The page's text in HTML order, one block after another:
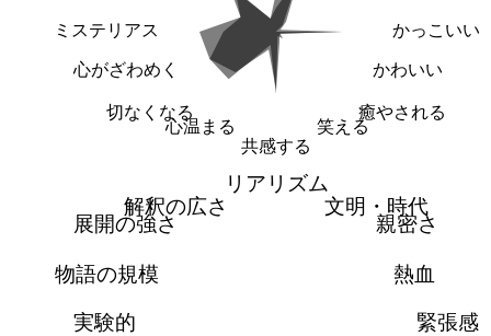
かっこいい
かわいい
癒やされる
笑える
共感する
心温まる
切なくなる
心がざわめく
ミステリアス
リアリズム
文明・時代
親密さ
熱血
緊張感
実験的
物語の規模
展開の強さ
解釈の広さ